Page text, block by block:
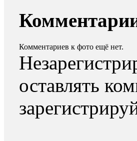
Комментариев к фото ещё нет.
оставлять